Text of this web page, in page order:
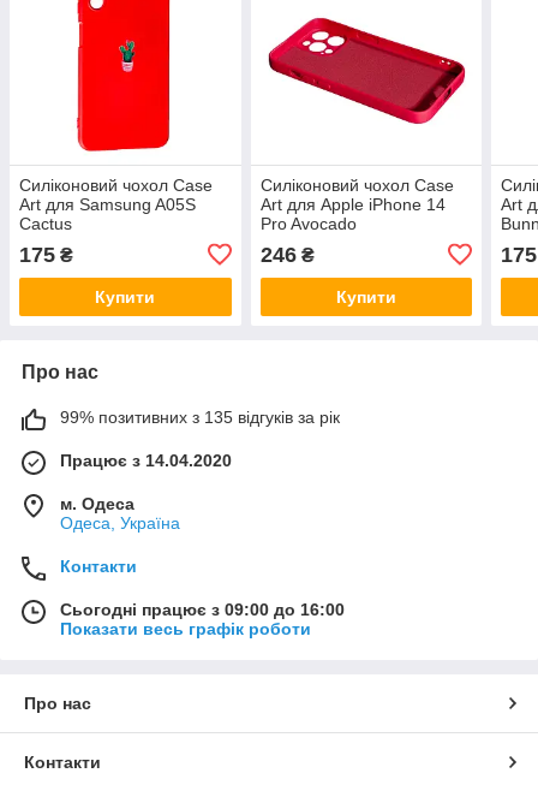
Силіконовий чохол Case
Art для Samsung A05S
Cactus
175 ₴
Купити
Силіконовий чохол Case
Art для Apple iPhone 14
Pro Avocado
246₴
Купити
Art
175
Про нас
99% позитивних з 135 відгуків за рік
Працює з 14.04.2020
м. Одеса
Одеса, Україна
Контакти
Сьогодні працює з 09:00 до 16:00
Показати весь графік роботи
Про нас
Контакти